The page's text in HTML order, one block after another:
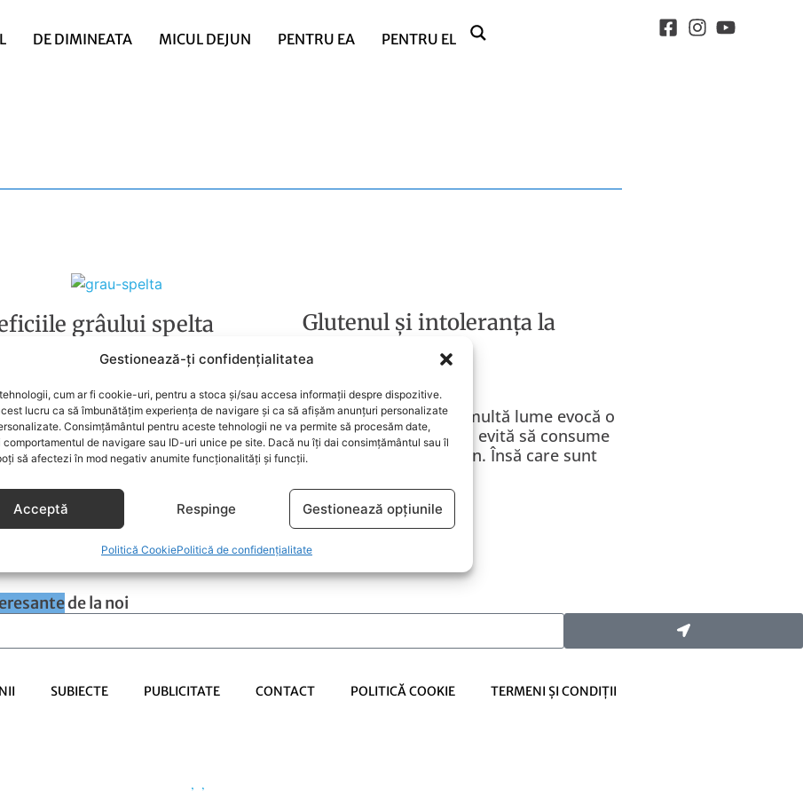
Gestionează-ți confidențialitatea
cum ar fi cookie-uri, pentru a stoca și/sau accesa informații despre dispozitive.
lucru ca să îmbunătățim experiența de navigare și ca să afișăm anunțuri personalizate
Consimțământul pentru aceste tehnologii ne va permite să procesăm date,
comportamentul de navigare sau ID-uri unice pe site. Dacă nu îți dai consimțământul sau îl
să afectezi în mod negativ anumite funcționalități și funcții.
Acceptă Respinge Gestionează opțiunile
Politică CookiePolitică de confidențialitate
DE DIMINEATA MICUL DEJUN PENTRU EA PENTRU EL
grâului spelta
organism
comun este cel mai cunoscut în
deși există mult mai multe
grâu la nivel mondial. Pâinea
Glutenul și intoleranța la
În ultimii ani, tot mai multă lume evocă o
intoleranță la gluten și evită să consume
produsele care îl conțin. Însă care sunt
de la noi
SUBIECTE PUBLICITATE CONTACT POLITICĂ COOKIE TERMENI ȘI CONDIȚII